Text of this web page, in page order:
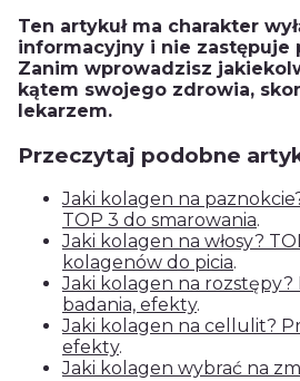
Ten artykuł ma charakter
informacyjny i nie zastępuje
Zanim wprowadzisz
kątem swojego zdrowia,
lekarzem.
Przeczytaj podobne
Jaki kolagen na
TOP 3 do smarowania.
Jaki kolagen na włosy?
kolagenów do picia.
Jaki kolagen na
badania, efekty.
Jaki kolagen na cellulit?
efekty.
Jaki kolagen wybrać na